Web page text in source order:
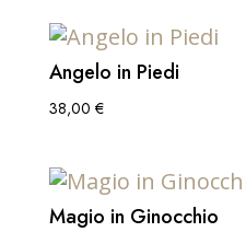
Angelo in Piedi
38,00 €
Magio in Ginocchio